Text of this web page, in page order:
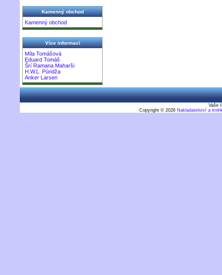
Kamenný obchod
Kamenný obchod
Více informací
Míla Tomášová
Eduard Tomáš
Šrí Ramana Maharši
H.W.L. Púndža
Anker Larsen
Vaše
Copyright © 2026 Nakladatelství a